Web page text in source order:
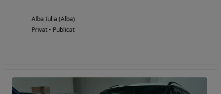
Alba Iulia (Alba)
Privat • Publicat